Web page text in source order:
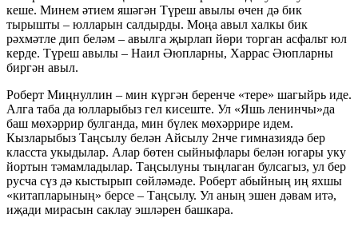
кеше. Минем әтием яшәгән Түреш авылы өчен дә бик
тырышты – юлларын салдырды. Моңа авыл халкы бик
рәхмәтле дип беләм – авылга җырлап йөри торган асфальт юл
керде. Түреш авылы – Наил Әюпларны, Харрас Әюпларны
биргән авыл.
Роберт Миңнуллин – мин күргән беренче «тере» шагыйрь иде.
Алга таба да юлларыбыз гел кисеште. Ул «Яшь ленинчы»да
баш мөхәррир булганда, мин бүлек мөхәррире идем.
Кызларыбыз Таңсылу белән Айсылу 2нче гимназиядә бер
класста укыдылар. Алар бөтен сыйныфлары белән югары уку
йортын тәмамладылар. Таңсылуны тыңлаган булсагыз, ул бер
русча сүз дә кыстырып сөйләмәде. Роберт абыйның иң яхшы
«китапларының» берсе – Таңсылу. Ул аның эшен дәвам итә,
иҗади мирасын саклау эшләрен башкара.